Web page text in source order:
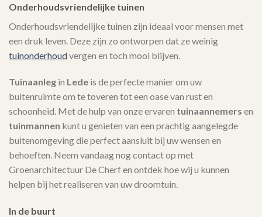
Onderhoudsvriendelijke tuinen
Onderhoudsvriendelijke tuinen zijn ideaal voor mensen met
een druk leven. Deze zijn zo ontworpen dat ze weinig
tuinonderhoudvergen en toch mooi blijven.
Tuinaanleg in Lede is de perfecte manier om uw
buitenruimte om te toveren tot een oase van rust en
schoonheid. Met de hulp van onze ervaren tuinaannemers en
tuinmannen kunt u genieten van een prachtig aangelegde
buitenomgeving die perfect aansluit bij uw wensen en
behoeften. Neem vandaag nog contact op met
Groenarchitectuur De Cherf en ontdek hoe wij u kunnen
helpen bij het realiseren van uw droomtuin.
In de buurt